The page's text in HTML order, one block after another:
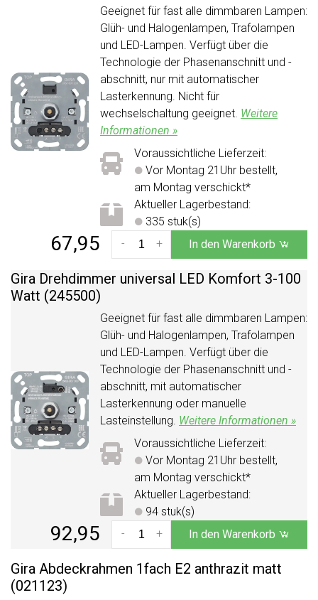
Geeignet für fast alle dimmbaren Lampen:
Glüh- und Halogenlampen, Trafolampen
und LED-Lampen. Verfügt über die
Technologie der Phasenanschnitt und -
abschnitt, nur mit automatischer
Lasterkennung. Nicht für
wechselschaltung geeignet. Weitere
Informationen »
Voraussichtliche Lieferzeit:
Vor Montag 21Uhr bestellt,
am Montag verschickt*
Aktueller Lagerbestand:
335 stuk(s)
67,95 +
- In den Warenkorb
Gira Drehdimmer universal LED Komfort 3-100
Watt (245500)
Geeignet für fast alle dimmbaren Lampen:
Glüh- und Halogenlampen, Trafolampen
und LED-Lampen. Verfügt über die
Technologie der Phasenanschnitt und -
abschnitt, mit automatischer
Lasterkennung oder manuelle
Lasteinstellung. Weitere Informationen »
Voraussichtliche Lieferzeit:
Vor Montag 21Uhr bestellt,
am Montag verschickt*
Aktueller Lagerbestand:
94 stuk(s)
92,95 +
- In den Warenkorb
Gira Abdeckrahmen 1fach E2 anthrazit matt
(021123)